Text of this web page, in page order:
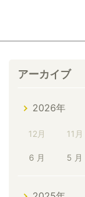
アーカイブ
2026年
12月 11月
6 月 5 月